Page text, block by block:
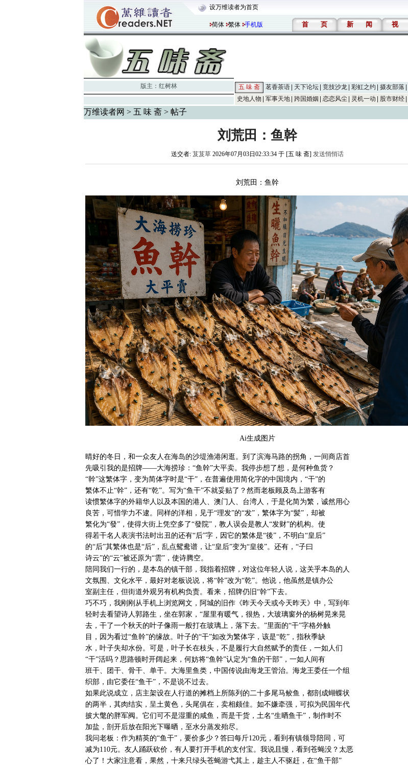
设万维读者为首页
简体 繁体 手机版 首 页 新 闻 视
版主： 红树林 五 味 斋 茗香茶语 天下论坛 竞技沙龙 彩虹之约 摄友部落
史地人物
军事天地 跨国婚姻 恋恋风尘 灵机一动 股市财经
万维读者网 > 五 味 斋> 帖子
刘荒田：鱼幹
送交者: 芨芨草 2026年07月03日02:33:34 于 [五 味 斋] 发送悄悄话
刘荒田：鱼幹
Ai生成图片
晴好的冬日，和一众友人在海岛的沙堤渔港闲逛。到了滨海马路的拐角，一间商店首
先吸引我的是招牌——大海捞珍：“鱼幹”大平卖。我停步想了想，是何种鱼货？
“幹”这繁体字，变为简体字时是“干”，在普遍使用简化字的中国境内，“干”的
繁体不止“幹”，还有“乾”。写为“鱼干”不就妥贴了？然而老板顾及岛上游客有
读惯繁体字的外籍华人以及本国的港人、澳门人、台湾人，于是化简为繁，诚然用心
良苦，可惜学力不逮。同样的洋相，见于“理发”的“发”，繁体字为“髪”，却被
繁化为“發”，使得大街上凭空多了“發院”，教人误会是教人“发财”的机构。使
得若干名人表演书法时出丑的还有“后”字，因它的繁体是“後”，不明白“皇后”
的“后”其繁体也是“后”，乱点鸳鸯谱，让“皇后”变为“皇後”。还有，“子曰
诗云”的“云”被还原为“雲”，使诗腾空。
陪同我们一行的，是本岛的镇干部，我指着招牌，对这位年轻人说，这关乎本岛的人
文氛围、文化水平，最好对老板说说，将“幹”改为“乾”。他说，他虽然是镇办公
室副主任，但街道外观另有机构负责。看来，招牌仍旧“幹”下去。
巧不巧，我刚刚从手机上浏览网文，阿城的旧作《昨天今天或今天昨天》中，写到年
轻时去看望诗人郭路生，坐在郭家，“屋里有暖气，很热，大玻璃窗外的杨树晃来晃
去，干了一个秋天的叶子像雨一般打在玻璃上，落下去。”里面的“干”字格外触
目，因为看过“鱼幹”的缘故。叶子的“干”如改为繁体字，该是“乾”，指秋季缺
水，叶子失却水份。可是，叶子长在枝头，不是履行大自然赋予的责任，一如人们
“干”活吗？思路顿时开阔起来，何妨将“鱼幹”认定为“鱼的干部”，一如人间有
班干、团干、骨干、单干。大海里鱼类，中国传说由海龙王管治。海龙王委任一个组
织部，由它委任“鱼干”，不是说不过去。
如果此说成立，店主架设在人行道的摊档上所陈列的二十多尾马鲛鱼，都剖成蝴蝶状
的两半，其肉结实，呈土黄色，头尾俱在，卖相颇佳。如不嫌牵强，可拟为民国年代
披大氅的胖军阀。它们可不是湿重的咸鱼，而是干货，土名“生晒鱼干”，制作时不
加盐，剖开后放在阳光下曝晒，至水分蒸发殆尽。
我问老板：作为精英的“鱼干”，要价多少？答曰每斤120元，看到有镇领导陪同，可
减为110元。友人踊跃砍价，有人要打开手机的支付宝。我说且慢，看到苍蝇没？太恶
心了！大家注意看，果然，十来只绿头苍蝇游弋其上，趁主人不驱赶，在“鱼干部”